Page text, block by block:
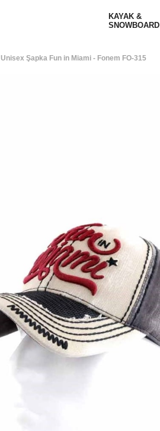
KAYAK &
SNOWBOARD
Unisex Şapka Fun in Miami - Fonem FO-315